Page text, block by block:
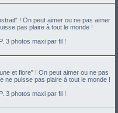
! On peut aimer ou ne pas aimer
pas plaire à tout le monde !
3 photos maxi par fil !
et flore" ! On peut aimer ou ne pas
ne puisse pas plaire à tout le monde !
3 photos maxi par fil !